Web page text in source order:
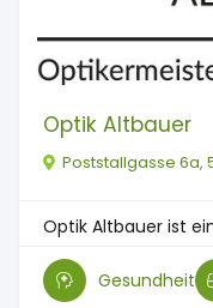
Optik Altbauer
Poststallgasse 6a,
Optik Altbauer ist
Gesundheit